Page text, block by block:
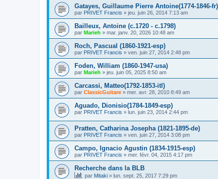
Gatayes, Guillaume Pierre Antoine(1774-1846-fr)
par PRIVET Francis » jeu. juin 26, 2014 7:13 am
Bailleux, Antoine (c.1720 - c.1798)
par Marieh » mar. janv. 20, 2026 10:48 am
Roch, Pascual (1860-1921-esp)
par PRIVET Francis » ven. juin 27, 2014 2:48 pm
Foden, William (1860-1947-usa)
par Marieh » jeu. juin 05, 2025 8:50 am
Carcassi, Matteo(1792-1853-itl)
par ClassicGuitare » mer. avr. 28, 2010 8:49 am
Aguado, Dionisio(1784-1849-esp)
par PRIVET Francis » lun. juin 23, 2014 2:44 pm
Pratten, Catharina Josepha (1821-1895-de)
par PRIVET Francis » ven. juin 27, 2014 3:08 pm
Campo, Ignacio Agustin (1834-1915-esp)
par PRIVET Francis » mer. févr. 04, 2015 4:17 pm
Recherche dans la BLB
par Mitaki » lun. sept. 25, 2017 7:29 pm